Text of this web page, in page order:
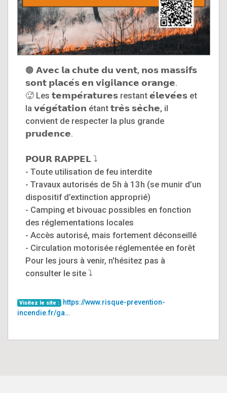
🟠 𝗔𝘃𝗲𝗰 𝗹𝗮 𝗰𝗵𝘂𝘁𝗲 𝗱𝘂 𝘃𝗲𝗻𝘁, 𝗻𝗼𝘀 𝗺𝗮𝘀𝘀𝗶𝗳𝘀
𝘀𝗼𝗻𝘁 𝗽𝗹𝗮𝗰𝗲́𝘀 𝗲𝗻 𝘃𝗶𝗴𝗶𝗹𝗮𝗻𝗰𝗲 𝗼𝗿𝗮𝗻𝗴𝗲.
🥵 Les 𝘁𝗲𝗺𝗽𝗲́𝗿𝗮𝘁𝘂𝗿𝗲𝘀 restant 𝗲́𝗹𝗲𝘃𝗲́𝗲𝘀 et
la 𝘃𝗲́𝗴𝗲́𝘁𝗮𝘁𝗶𝗼𝗻 étant 𝘁𝗿𝗲̀𝘀 𝘀𝗲̀𝗰𝗵𝗲, il
convient de respecter la plus grande
𝗽𝗿𝘂𝗱𝗲𝗻𝗰𝗲.
𝗣𝗢𝗨𝗥 𝗥𝗔𝗣𝗣𝗘𝗟 ⤵️
- Toute utilisation de feu interdite
- Travaux autorisés de 5h à 13h (se munir d’un
dispositif d’extinction approprié)
- Camping et bivouac possibles en fonction
des réglementations locales
- Accès autorisé, mais fortement déconseillé
- Circulation motorisée réglementée en forêt
Pour les jours à venir, n'hésitez pas à
consulter le site ⤵️
Visitez le site :
https://www.risque-prevention-
incendie.fr/ga…